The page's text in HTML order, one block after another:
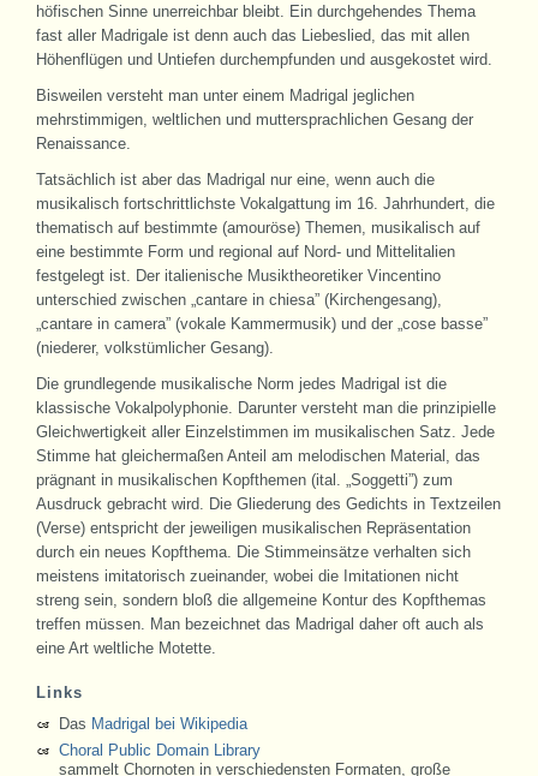
höfischen Sinne unerreichbar bleibt. Ein durchgehendes Thema
fast aller Madrigale ist denn auch das Liebeslied, das mit allen
Höhenflügen und Untiefen durchempfunden und ausgekostet wird.
Bisweilen versteht man unter einem Madrigal jeglichen
mehrstimmigen, weltlichen und muttersprachlichen Gesang der
Renaissance.
Tatsächlich ist aber das Madrigal nur eine, wenn auch die
musikalisch fortschrittlichste Vokalgattung im 16. Jahrhundert, die
thematisch auf bestimmte (amouröse) Themen, musikalisch auf
eine bestimmte Form und regional auf Nord- und Mittelitalien
festgelegt ist. Der italienische Musiktheoretiker Vincentino
unterschied zwischen „cantare in chiesa” (Kirchengesang),
„cantare in camera” (vokale Kammermusik) und der „cose basse”
(niederer, volkstümlicher Gesang).
Die grundlegende musikalische Norm jedes Madrigal ist die
klassische Vokalpolyphonie. Darunter versteht man die prinzipielle
Gleichwertigkeit aller Einzelstimmen im musikalischen Satz. Jede
Stimme hat gleichermaßen Anteil am melodischen Material, das
prägnant in musikalischen Kopfthemen (ital. „Soggetti”) zum
Ausdruck gebracht wird. Die Gliederung des Gedichts in Textzeilen
(Verse) entspricht der jeweiligen musikalischen Repräsentation
durch ein neues Kopfthema. Die Stimmeinsätze verhalten sich
meistens imitatorisch zueinander, wobei die Imitationen nicht
streng sein, sondern bloß die allgemeine Kontur des Kopfthemas
treffen müssen. Man bezeichnet das Madrigal daher oft auch als
eine Art weltliche Motette.
Links
Das Madrigal bei Wikipedia
Choral Public Domain Library
sammelt Chornoten in verschiedensten Formaten, große